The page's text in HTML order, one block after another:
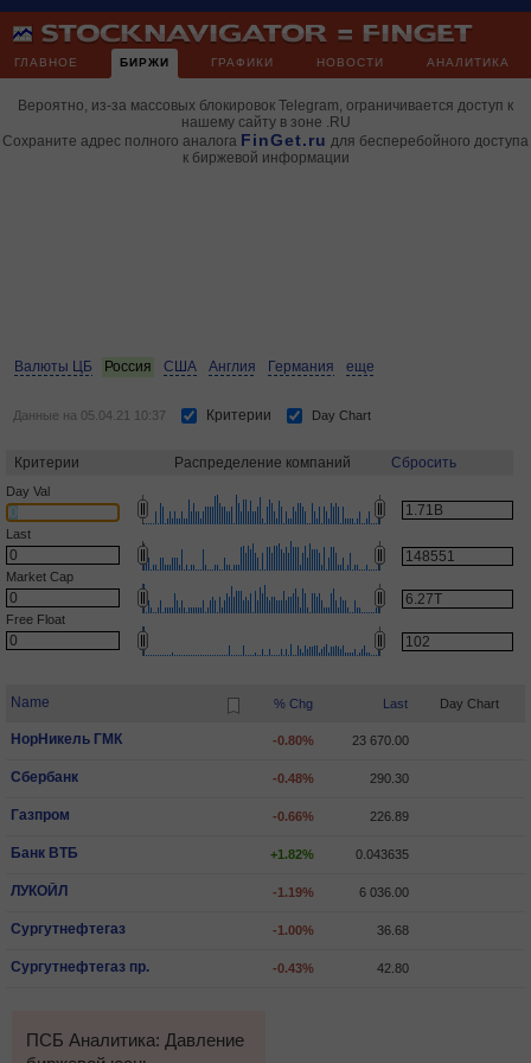
ГЛАВНОЕ БИРЖИ ГРАФИКИ НОВОСТИ АНАЛИТИКА
Вероятно, из-за массовых блокировок Telegram, ограничивается доступ к
нашему сайту в зоне .RU
Сохраните адрес полного аналога FinGet.ru для бесперебойного доступа
к биржевой информации
Валюты ЦБ Россия США Англия Германия еще
Данные на 05.04.21 10:37 Критерии Day Chart
Критерии Распределение компаний Сбросить
Day Val
Last
Market Cap
Free Float
Name % Chg Last Day Chart
НорНикель ГМК -0.80% 23 670.00
Сбербанк -0.48% 290.30
Газпром -0.66% 226.89
Банк ВТБ +1.82% 0.043635
ЛУКОЙЛ -1.19% 6 036.00
Сургутнефтегаз -1.00% 36.68
Сургутнефтегаз пр. -0.43% 42.80
ПСБ Аналитика: Давление